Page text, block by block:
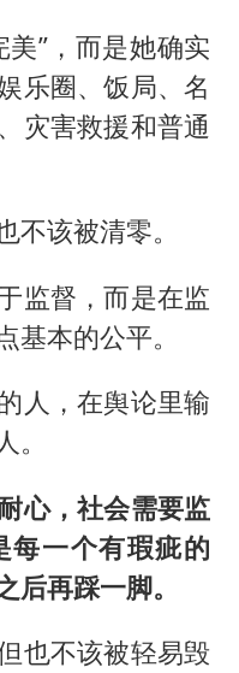
”，而是她确实
乐圈、饭局、名
灾害救援和普通
该被清零。
监督，而是在监
本的公平。
人，在舆论里输
心，社会需要监
每一个有瑕疵的
后再踩一脚。
也不该被轻易毁